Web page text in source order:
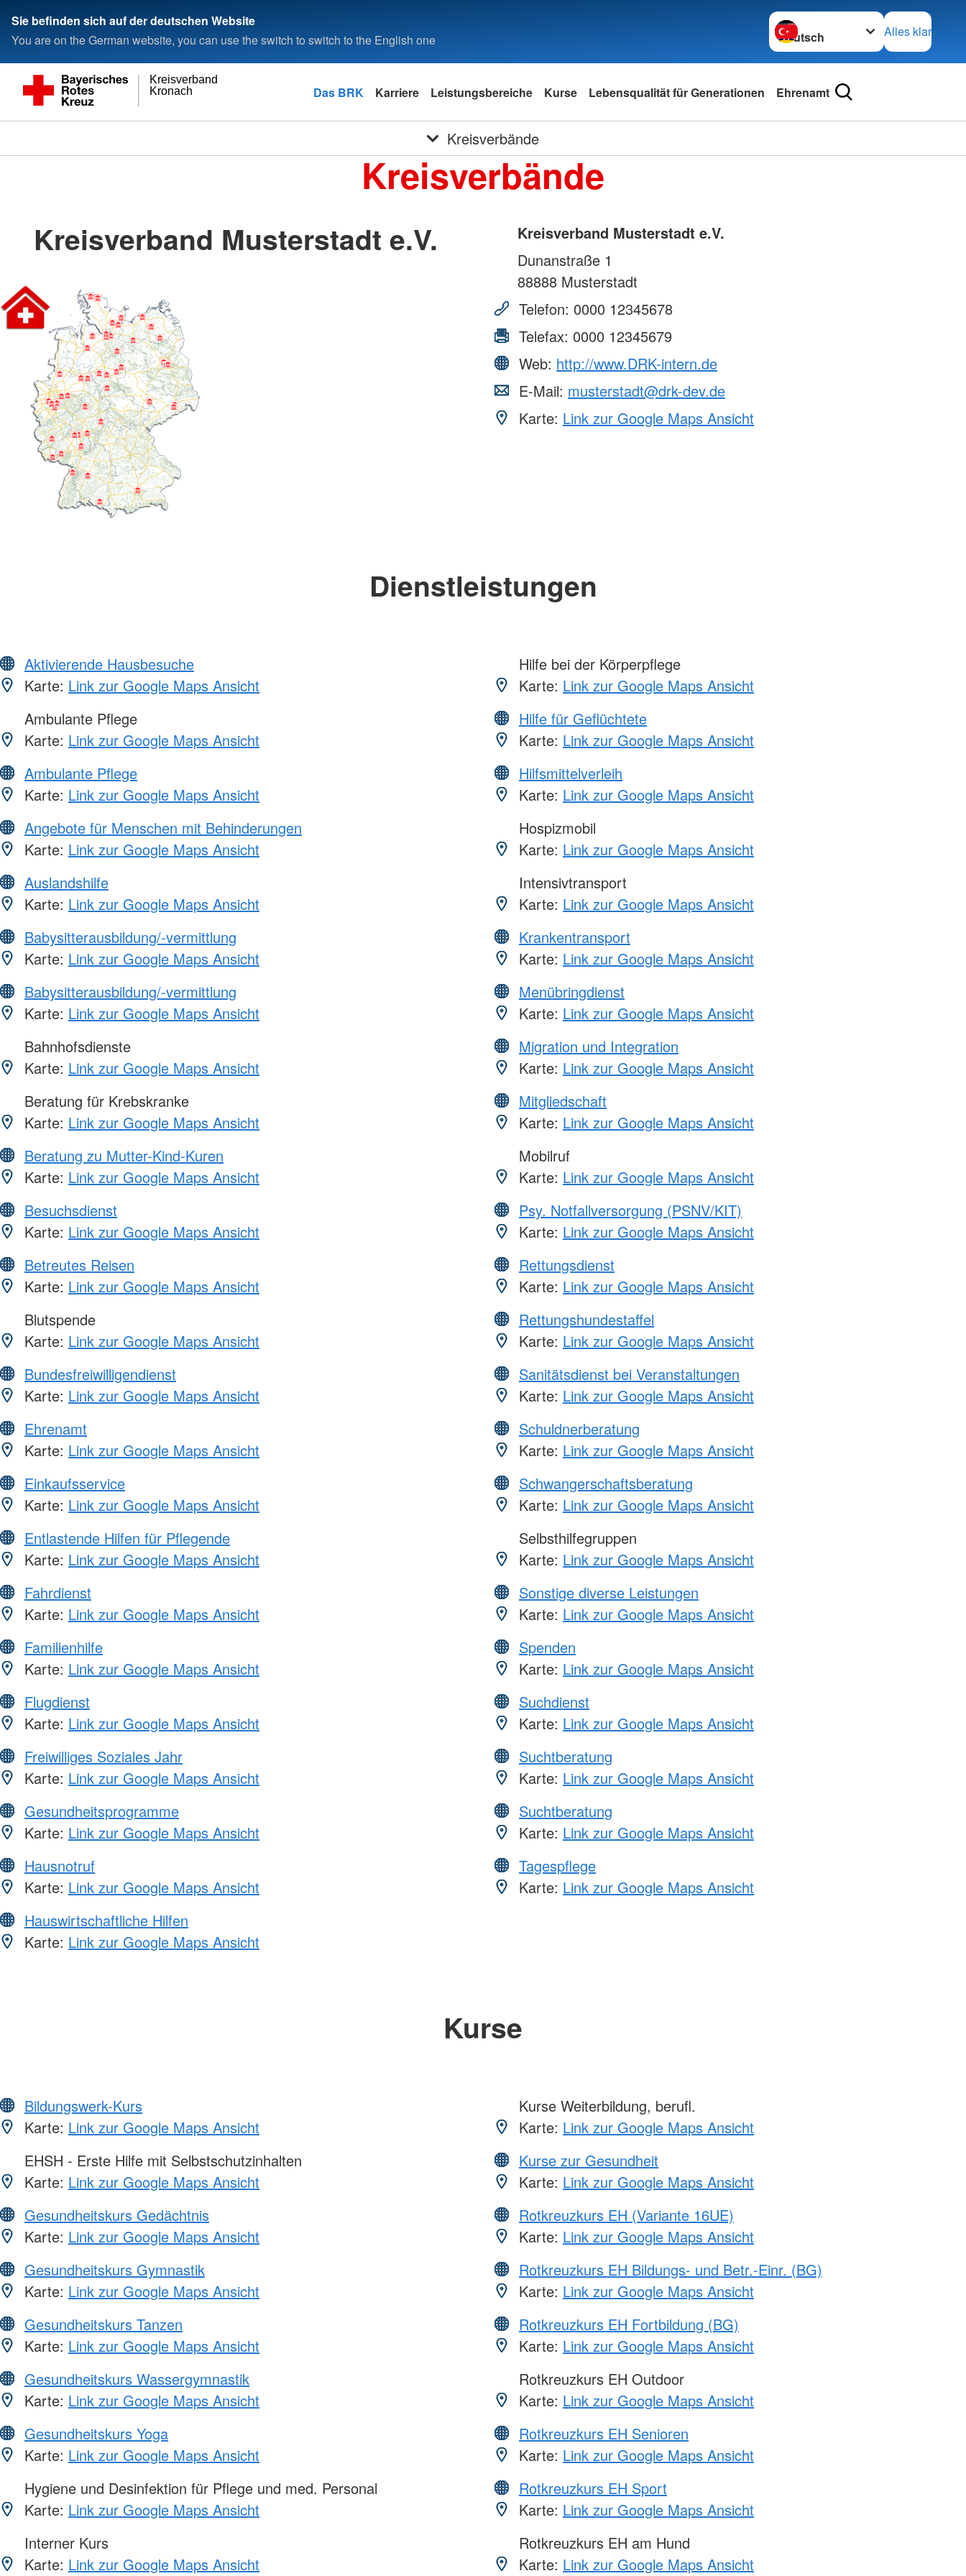
Sie befinden sich auf der deutschen Website
You are on the German website, you can use the switch to switch to the English one
Sprache wechseln zu
Alles klar
Kronach
Kreisverband
Das BRK Karriere Leistungsbereiche Kurse Lebensqualität für Generationen Ehrenamt
Kreisverbände
Kreisverbände
Kreisverband Musterstadt e.V.
Kreisverband Musterstadt e.V.
Dunanstraße 1
88888 Musterstadt
Telefon: 0000 12345678
Telefax: 0000 12345679
Web: http://www.DRK-intern.de
E-Mail: musterstadt@drk-dev.de
Karte: Link zur Google Maps Ansicht
Dienstleistungen
Aktivierende Hausbesuche
Karte: Link zur Google Maps Ansicht
Ambulante Pflege
Karte: Link zur Google Maps Ansicht
Ambulante Pflege
Karte: Link zur Google Maps Ansicht
Angebote für Menschen mit Behinderungen
Karte: Link zur Google Maps Ansicht
Auslandshilfe
Karte: Link zur Google Maps Ansicht
Babysitterausbildung/-vermittlung
Karte: Link zur Google Maps Ansicht
Babysitterausbildung/-vermittlung
Karte: Link zur Google Maps Ansicht
Bahnhofsdienste
Karte: Link zur Google Maps Ansicht
Beratung für Krebskranke
Karte: Link zur Google Maps Ansicht
Beratung zu Mutter-Kind-Kuren
Karte: Link zur Google Maps Ansicht
Besuchsdienst
Karte: Link zur Google Maps Ansicht
Betreutes Reisen
Karte: Link zur Google Maps Ansicht
Blutspende
Karte: Link zur Google Maps Ansicht
Bundesfreiwilligendienst
Karte: Link zur Google Maps Ansicht
Ehrenamt
Karte: Link zur Google Maps Ansicht
Einkaufsservice
Karte: Link zur Google Maps Ansicht
Entlastende Hilfen für Pflegende
Karte: Link zur Google Maps Ansicht
Fahrdienst
Karte: Link zur Google Maps Ansicht
Familienhilfe
Karte: Link zur Google Maps Ansicht
Flugdienst
Karte: Link zur Google Maps Ansicht
Freiwilliges Soziales Jahr
Karte: Link zur Google Maps Ansicht
Gesundheitsprogramme
Karte: Link zur Google Maps Ansicht
Hausnotruf
Karte: Link zur Google Maps Ansicht
Hauswirtschaftliche Hilfen
Karte: Link zur Google Maps Ansicht
Hilfe bei der Körperpflege
Karte: Link zur Google Maps Ansicht
Hilfe für Geflüchtete
Karte: Link zur Google Maps Ansicht
Hilfsmittelverleih
Karte: Link zur Google Maps Ansicht
Hospizmobil
Karte: Link zur Google Maps Ansicht
Intensivtransport
Karte: Link zur Google Maps Ansicht
Krankentransport
Karte: Link zur Google Maps Ansicht
Menübringdienst
Karte: Link zur Google Maps Ansicht
Migration und Integration
Karte: Link zur Google Maps Ansicht
Mitgliedschaft
Karte: Link zur Google Maps Ansicht
Mobilruf
Karte: Link zur Google Maps Ansicht
Psy. Notfallversorgung (PSNV/KIT)
Karte: Link zur Google Maps Ansicht
Rettungsdienst
Karte: Link zur Google Maps Ansicht
Rettungshundestaffel
Karte: Link zur Google Maps Ansicht
Sanitätsdienst bei Veranstaltungen
Karte: Link zur Google Maps Ansicht
Schuldnerberatung
Karte: Link zur Google Maps Ansicht
Schwangerschaftsberatung
Karte: Link zur Google Maps Ansicht
Selbsthilfegruppen
Karte: Link zur Google Maps Ansicht
Sonstige diverse Leistungen
Karte: Link zur Google Maps Ansicht
Spenden
Karte: Link zur Google Maps Ansicht
Suchdienst
Karte: Link zur Google Maps Ansicht
Suchtberatung
Karte: Link zur Google Maps Ansicht
Suchtberatung
Karte: Link zur Google Maps Ansicht
Tagespflege
Karte: Link zur Google Maps Ansicht
Kurse
Bildungswerk-Kurs
Karte: Link zur Google Maps Ansicht
EHSH - Erste Hilfe mit Selbstschutzinhalten
Karte: Link zur Google Maps Ansicht
Gesundheitskurs Gedächtnis
Karte: Link zur Google Maps Ansicht
Gesundheitskurs Gymnastik
Karte: Link zur Google Maps Ansicht
Gesundheitskurs Tanzen
Karte: Link zur Google Maps Ansicht
Gesundheitskurs Wassergymnastik
Karte: Link zur Google Maps Ansicht
Gesundheitskurs Yoga
Karte: Link zur Google Maps Ansicht
Hygiene und Desinfektion für Pflege und med. Personal
Karte: Link zur Google Maps Ansicht
Interner Kurs
Karte: Link zur Google Maps Ansicht
Kurse Weiterbildung, berufl.
Karte: Link zur Google Maps Ansicht
Kurse zur Gesundheit
Karte: Link zur Google Maps Ansicht
Rotkreuzkurs EH (Variante 16UE)
Karte: Link zur Google Maps Ansicht
Rotkreuzkurs EH Bildungs- und Betr.-Einr. (BG)
Karte: Link zur Google Maps Ansicht
Rotkreuzkurs EH Fortbildung (BG)
Karte: Link zur Google Maps Ansicht
Rotkreuzkurs EH Outdoor
Karte: Link zur Google Maps Ansicht
Rotkreuzkurs EH Senioren
Karte: Link zur Google Maps Ansicht
Rotkreuzkurs EH Sport
Karte: Link zur Google Maps Ansicht
Rotkreuzkurs EH am Hund
Karte: Link zur Google Maps Ansicht